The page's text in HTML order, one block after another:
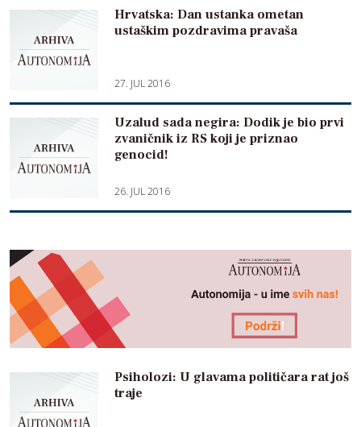
Hrvatska: Dan ustanka ometan
ustaškim pozdravima pravaša
27. JUL 2016
Uzalud sada negira: Dodik je bio prvi
zvaničnik iz RS koji je priznao
genocid!
26. JUL 2016
Psiholozi: U glavama političara rat još
traje